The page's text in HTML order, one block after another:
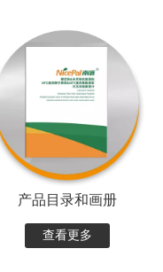
产品目录和画册
查看更多